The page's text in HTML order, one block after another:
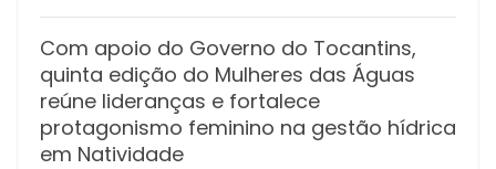
Com apoio do Governo do Tocantins,
quinta edição do Mulheres das Águas
reúne lideranças e fortalece
protagonismo feminino na gestão hídrica
em Natividade